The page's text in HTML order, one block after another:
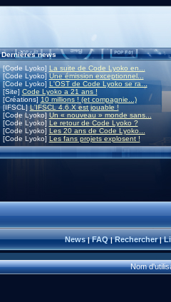
Dernières news
[Code Lyoko] La suite de Code Lyoko en...
[Code Lyoko]Une émission exceptionnel...
[Code Lyoko] L'OST de Code Lyoko se ra...
[Site] Code Lyoko a 21 ans !
[Créations] 10 millions ! (et compagnie...)
[IFSCL]L'IFSCL 4.6.X est jouable !
[Code Lyoko] Un « nouveau » monde sans...
[Code Lyoko] Le retour de Code Lyoko ?
[Code Lyoko] Les 20 ans de Code Lyoko...
[Code Lyoko] Les fans projets explosent !
News|FAQ|Rechercher|
Nom